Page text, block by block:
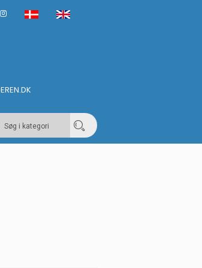
Søg i kategori